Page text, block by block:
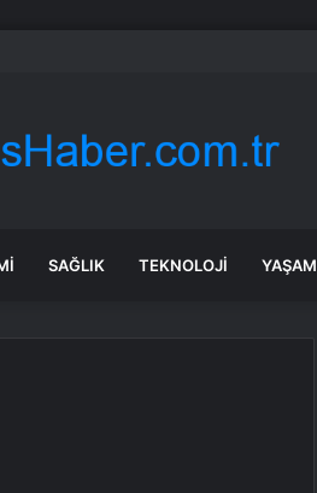
Lira
SAĞLIK TEKNOLOJI YAŞAM